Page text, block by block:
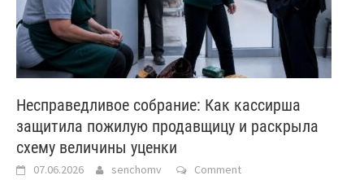
Несправедливое собрание: Как кассирша
защитила пожилую продавщицу и раскрыла
схему величины уценки
07.06.2026 senchomv Comment